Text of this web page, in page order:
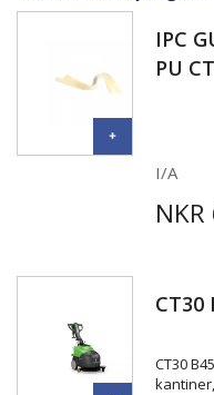
IPC
PU
I/A
NKR
CT30
CT30